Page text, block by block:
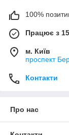
100%
Працює з
м. Київ
проспект
Контакти
Про нас